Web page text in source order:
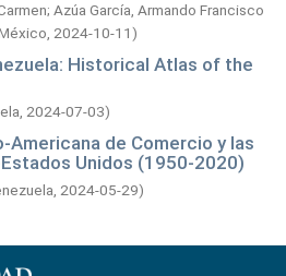
; Azúa García, Armando Francisco
2024-10-11)
Historical Atlas of the
2024-07-03)
Americana de Comercio y las
Unidos (1950-2020)
2024-05-29)